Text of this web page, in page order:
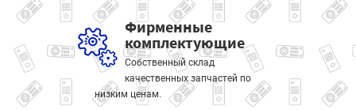
Фирменные
комплектующие
Собственный склад
качественных запчастей по
низким ценам.